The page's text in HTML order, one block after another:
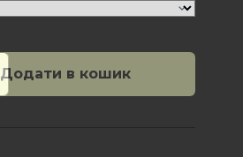
Додати в кошик